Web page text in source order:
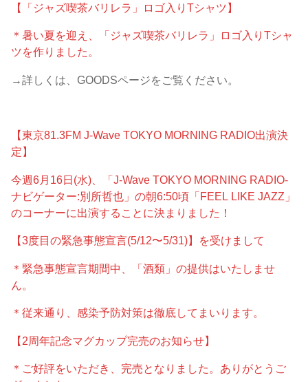
【「ジャズ喫茶バリレラ」ロゴ入りTシャツ】
＊暑い夏を迎え、「ジャズ喫茶バリレラ」ロゴ入りTシャ
ツを作りました。
→詳しくは、GOODSページをご覧ください。
【東京81.3FM J-Wave TOKYO MORNING RADIO出演決
定】
今週6月16日(水)、「J-Wave TOKYO MORNING RADIO-
ナビゲーター:別所哲也」の朝6:50頃「FEEL LIKE JAZZ」
のコーナーに出演することに決まりました！
【3度目の緊急事態宣言(5/12〜5/31)】を受けまして
＊緊急事態宣言期間中、「酒類」の提供はいたしませ
ん。
＊従来通り、感染予防対策は徹底してまいります。
【2周年記念マグカップ完売のお知らせ】
＊ご好評をいただき、完売となりました。ありがとうご